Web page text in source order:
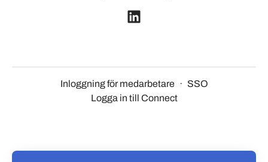
Inloggning för medarbetare · SSO
Logga in till Connect